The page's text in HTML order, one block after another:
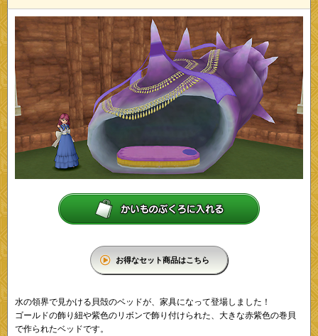
お得なセット商品はこちら
水の領界で見かける貝殻のベッドが、家具になって登場しました！
ゴールドの飾り紐や紫色のリボンで飾り付けられた、大きな赤紫色の巻貝
で作られたベッドです。